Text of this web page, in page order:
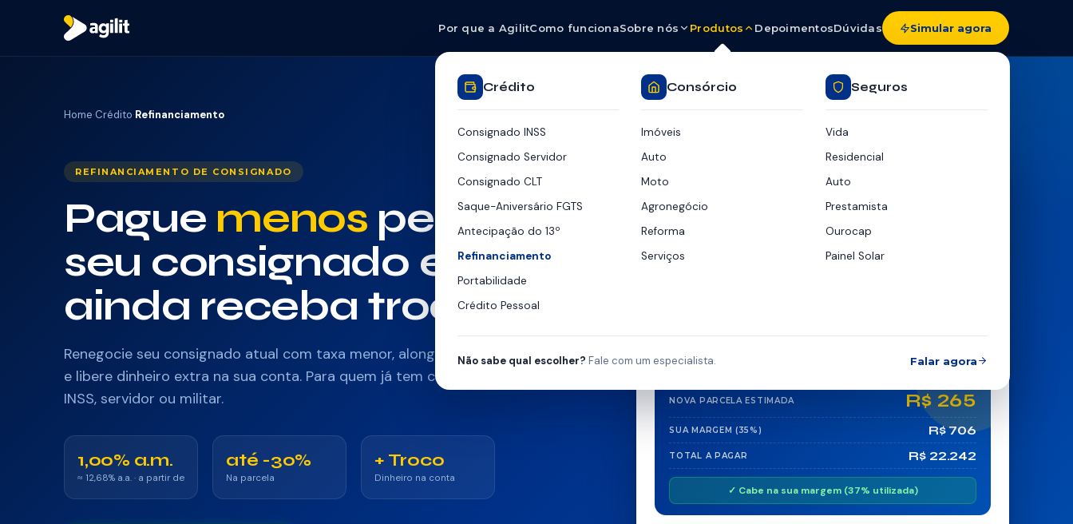
Por que a AgilitComo funcionaSobre nós Produtos
Crédito
Consignado INSS
Consignado Servidor
Consignado CLT
Saque-Aniversário FGTS
Antecipação do 13º
Refinanciamento
Portabilidade
Crédito Pessoal
Consórcio
Imóveis
Auto
Moto
Agronegócio
Reforma
Serviços
Seguros
Vida
Residencial
Auto
Prestamista
Ourocap
Painel Solar
Não sabe qual escolher? Fale com um especialista. Falar agora
DepoimentosDúvidas Simular agora
Home·Crédito·Refinanciamento
REFINANCIAMENTO DE CONSIGNADO
Pague menos pelo
seu consignado e
ainda receba troco
Renegocie seu consignado atual com taxa menor, alongue o prazo
e libere dinheiro extra na sua conta. Para quem já tem consignado
INSS, servidor ou militar.
1,00% a.m.
≈ 12,68% a.a. · a partir de
até -30%
Na parcela
+ Troco
Dinheiro na conta
Estimativa a partir de 1,00% a.m. — ajuste os controles
BENEFÍCIO OU SALÁRIO
NOVA PARCELA ESTIMADA R$ 265
SUA MARGEM (35%) R$ 706
TOTAL A PAGAR R$ 22.242
✓ Cabe na sua margem (37% utilizada)